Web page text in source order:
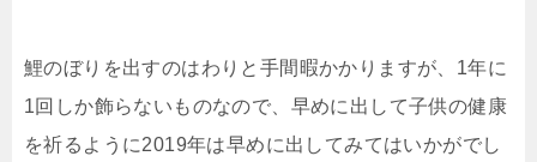
鯉のぼりを出すのはわりと手間暇かかりますが、1年に
1回しか飾らないものなので、早めに出して子供の健康
を祈るように2019年は早めに出してみてはいかがでし